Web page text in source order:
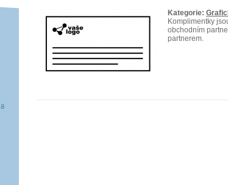
Kategorie:
Komplimentky
obchodním
partnerem.